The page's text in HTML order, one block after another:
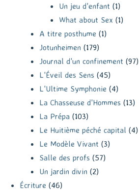
Un jeu d'enfant (1)
What about Sex (1)
A titre posthume (1)
Jotunheimen (179)
Journal d'un confinement (97)
L'Éveil des Sens (45)
L'Ultime Symphonie (4)
La Chasseuse d'Hommes (13)
La Prépa (103)
Le Huitième péché capital (4)
Le Modèle Vivant (3)
Salle des profs (57)
Un jardin divin (2)
Écriture (46)